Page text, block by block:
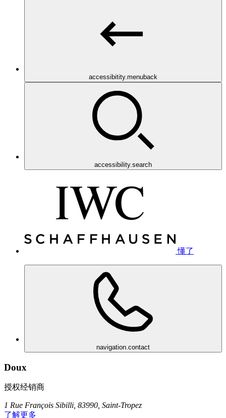
accessibitity.menuback
accessibility.search
懂了
navigation.contact
Doux
授权经销商
1 Rue François Sibilli, 83990, Saint-Tropez
了解更多